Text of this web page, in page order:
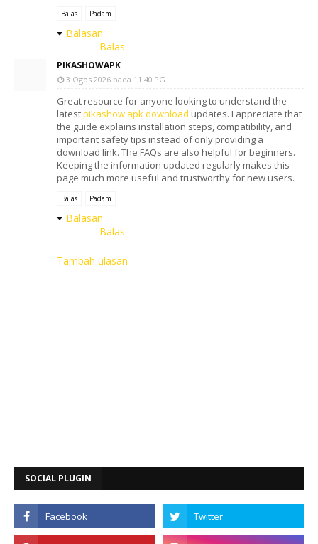
Balas Padam
Balasan
Balas
PIKASHOWAPK
3 Ogos 2026 pada 11:40 PG
Great resource for anyone looking to understand the
latestpikashow apk download updates. I appreciate that
the guide explains installation steps, compatibility, and
important safety tips instead of only providing a
download link. The FAQs are also helpful for beginners.
Keeping the information updated regularly makes this
page much more useful and trustworthy for new users.
Balas Padam
Balasan
Balas
Tambah ulasan
SOCIAL PLUGIN